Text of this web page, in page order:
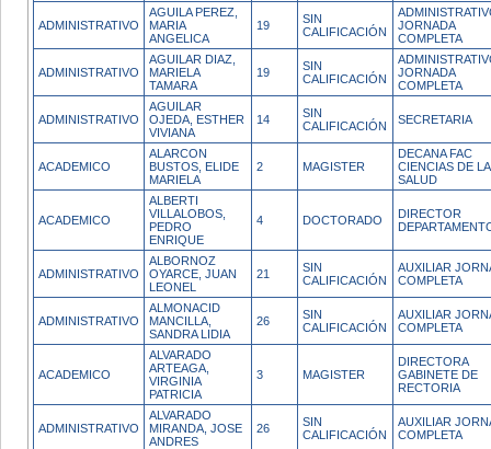
ADMINISTRATIVO
AGUILA PEREZ,
MARIA
ANGELICA
19
SIN
CALIFICACIÓN
JORNADA
COMPLETA
ADMINISTRATIVO
AGUILAR DIAZ,
MARIELA
TAMARA
19
SIN
CALIFICACIÓN
JORNADA
COMPLETA
ADMINISTRATIVO
AGUILAR
OJEDA, ESTHER
VIVIANA
14
SIN
CALIFICACIÓN
SECRETARIA
ACADEMICO
ALARCON
BUSTOS, ELIDE
MARIELA
2 MAGISTER
DECANA FAC
CIENCIAS DE
SALUD
ACADEMICO
ALBERTI
VILLALOBOS,
PEDRO
ENRIQUE
4 DOCTORADO
DIRECTOR
ADMINISTRATIVO
ALBORNOZ
OYARCE, JUAN
LEONEL
21
SIN
CALIFICACIÓN
AUXILIAR
COMPLETA
ADMINISTRATIVO
ALMONACID
MANCILLA,
SANDRA LIDIA
26
SIN
CALIFICACIÓN
AUXILIAR
COMPLETA
ACADEMICO
ALVARADO
ARTEAGA,
VIRGINIA
PATRICIA
3 MAGISTER
DIRECTORA
GABINETE DE
RECTORIA
ADMINISTRATIVO
ALVARADO
MIRANDA, JOSE
ANDRES
26
SIN
CALIFICACIÓN
AUXILIAR
COMPLETA